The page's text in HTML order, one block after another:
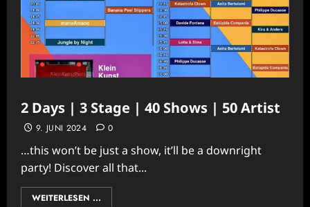
2 Days | 3 Stage | 40 Shows | 50 Artist
9. JUNI 2024 0
…this won’t be just a show, it’ll be a downright
party! Discover all that...
WEITERLESEN ...